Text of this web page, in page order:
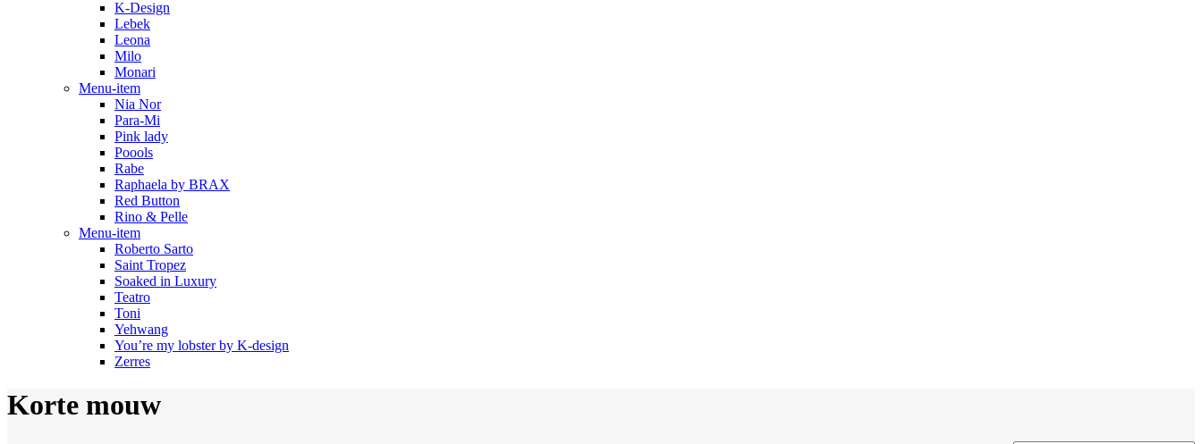
K-Design
Lebek
Leona
Milo
Monari
Menu-item
Nia Nor
Para-Mi
Pink lady
Poools
Rabe
Raphaela by BRAX
Red Button
Rino & Pelle
Menu-item
Roberto Sarto
Saint Tropez
Soaked in Luxury
Teatro
Toni
Yehwang
You’re my lobster by K-design
Zerres
Korte mouw